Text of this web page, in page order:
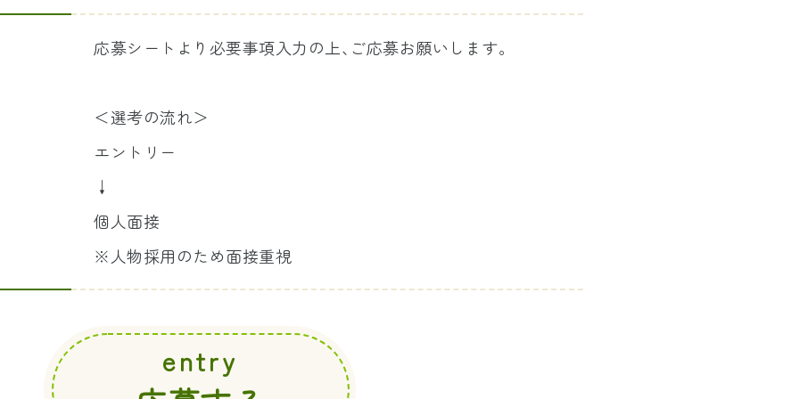
応募シートより必要事項入力の上､ご応募お願いします｡
＜選考の流れ＞
エントリー
↓
個人面接
※人物採用のため面接重視
entry